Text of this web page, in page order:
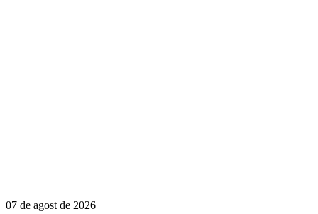
07 de agost de 2026